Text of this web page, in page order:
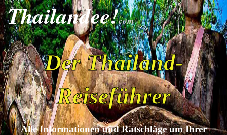
Thailandee!com
Der Thailand-
Reiseführer
Alle Informationen und Ratschläge um Ihrer